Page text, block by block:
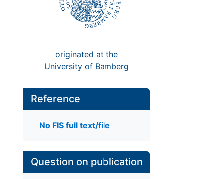
originated at the
University of Bamberg
Reference
No FIS full text/file
Question on publication